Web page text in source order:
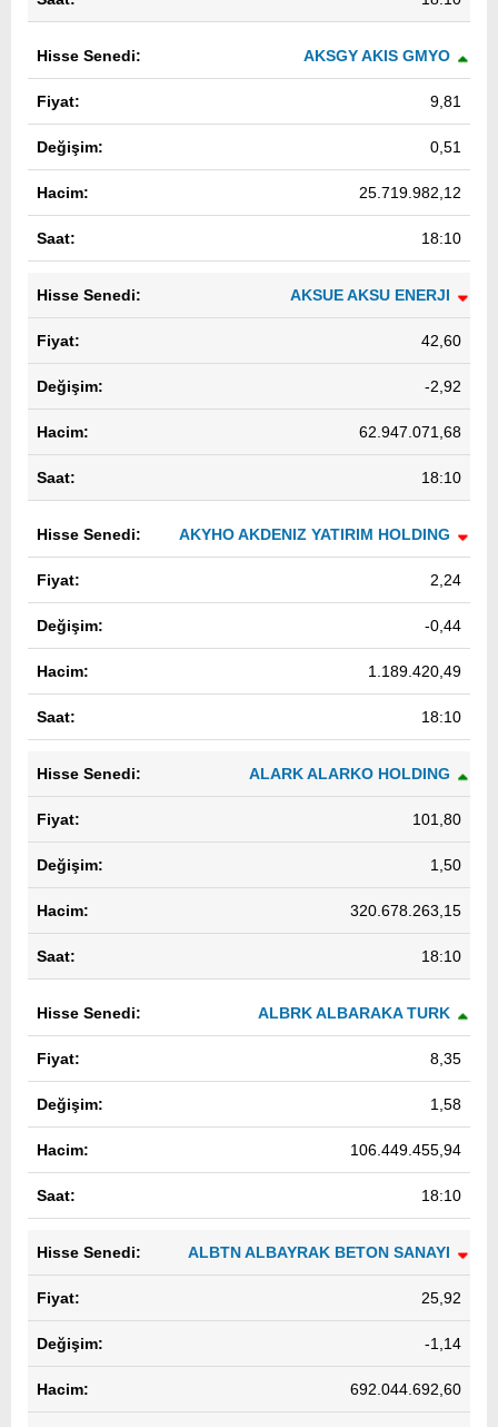
AKSGY AKIS GMYO
9,81
0,51
25.719.982,12
18:10
AKSUE AKSU ENERJI
42,60
-2,92
62.947.071,68
18:10
AKYHO AKDENIZ YATIRIM HOLDING
2,24
-0,44
1.189.420,49
18:10
ALARK ALARKO HOLDING
101,80
1,50
320.678.263,15
18:10
ALBRK ALBARAKA TURK
8,35
1,58
106.449.455,94
18:10
ALBTN ALBAYRAK BETON SANAYI
25,92
-1,14
692.044.692,60